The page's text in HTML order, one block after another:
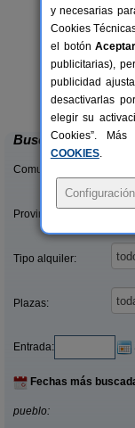
Buscar
Comunidades:
Provincias/Islas:
Tipo alquiler:
Plazas:
Entrada:
Fechas más
pueblo:
y necesarias
Cookies
el botónAceptar
publicitarias),
publicidad
desactivarlas
elegir su
Cookies”.
COOKIES.